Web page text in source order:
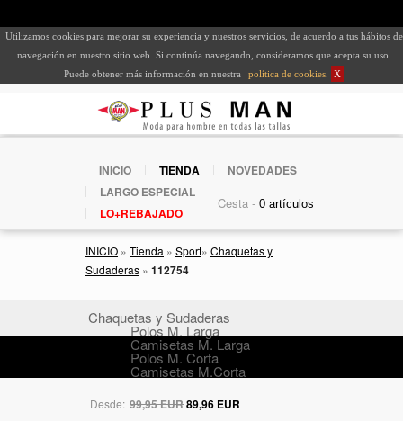
Utilizamos cookies para mejorar su experiencia y nuestros servicios, de acuerdo a tus hábitos de
navegación en nuestro sitio web. Si continúa navegando, consideramos que acepta su uso.
Puede obtener más información en nuestra
política de cookies X
INICIO TIENDA
NOVEDADES
LARGO ESPECIAL
LO+REBAJADO
Cesta -
INICIO » Tienda » Sport» Chaquetas y
Sudaderas » 112754
Chaquetas y Sudaderas
Polos M. Larga
Camisetas M. Larga
Polos M. Corta
Camisetas M.Corta
Desde: 99,95 EUR89,96 EUR